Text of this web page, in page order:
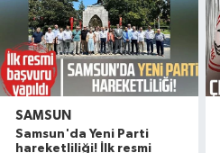
SAMSUN
Samsun'da Yeni Parti
hareketliliği! İlk resmi